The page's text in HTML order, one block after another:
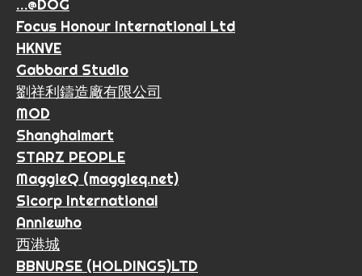
…@DOG
Focus Honour International Ltd
HKNVE
Gabbard Studio
劉祥利鑄造廠有限公司
MOD
Shanghaimart
STARZ PEOPLE
MaggieQ (maggieq.net)
Sicorp International
Anniewho
西港城
BBNURSE (HOLDINGS)LTD